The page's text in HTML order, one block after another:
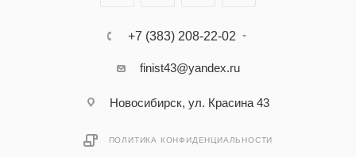
+7 (383) 208-22-02
finist43@yandex.ru
Новосибирск, ул. Красина 43
ПОЛИТИКА КОНФИДЕНЦИАЛЬНОСТИ